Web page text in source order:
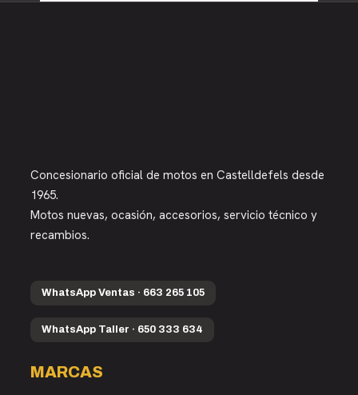
Concesionario oficial de motos en Castelldefels desde
1965.
Motos nuevas, ocasión, accesorios, servicio técnico y
recambios.
WhatsApp Ventas · 663 265 105
WhatsApp Taller · 650 333 634
MARCAS